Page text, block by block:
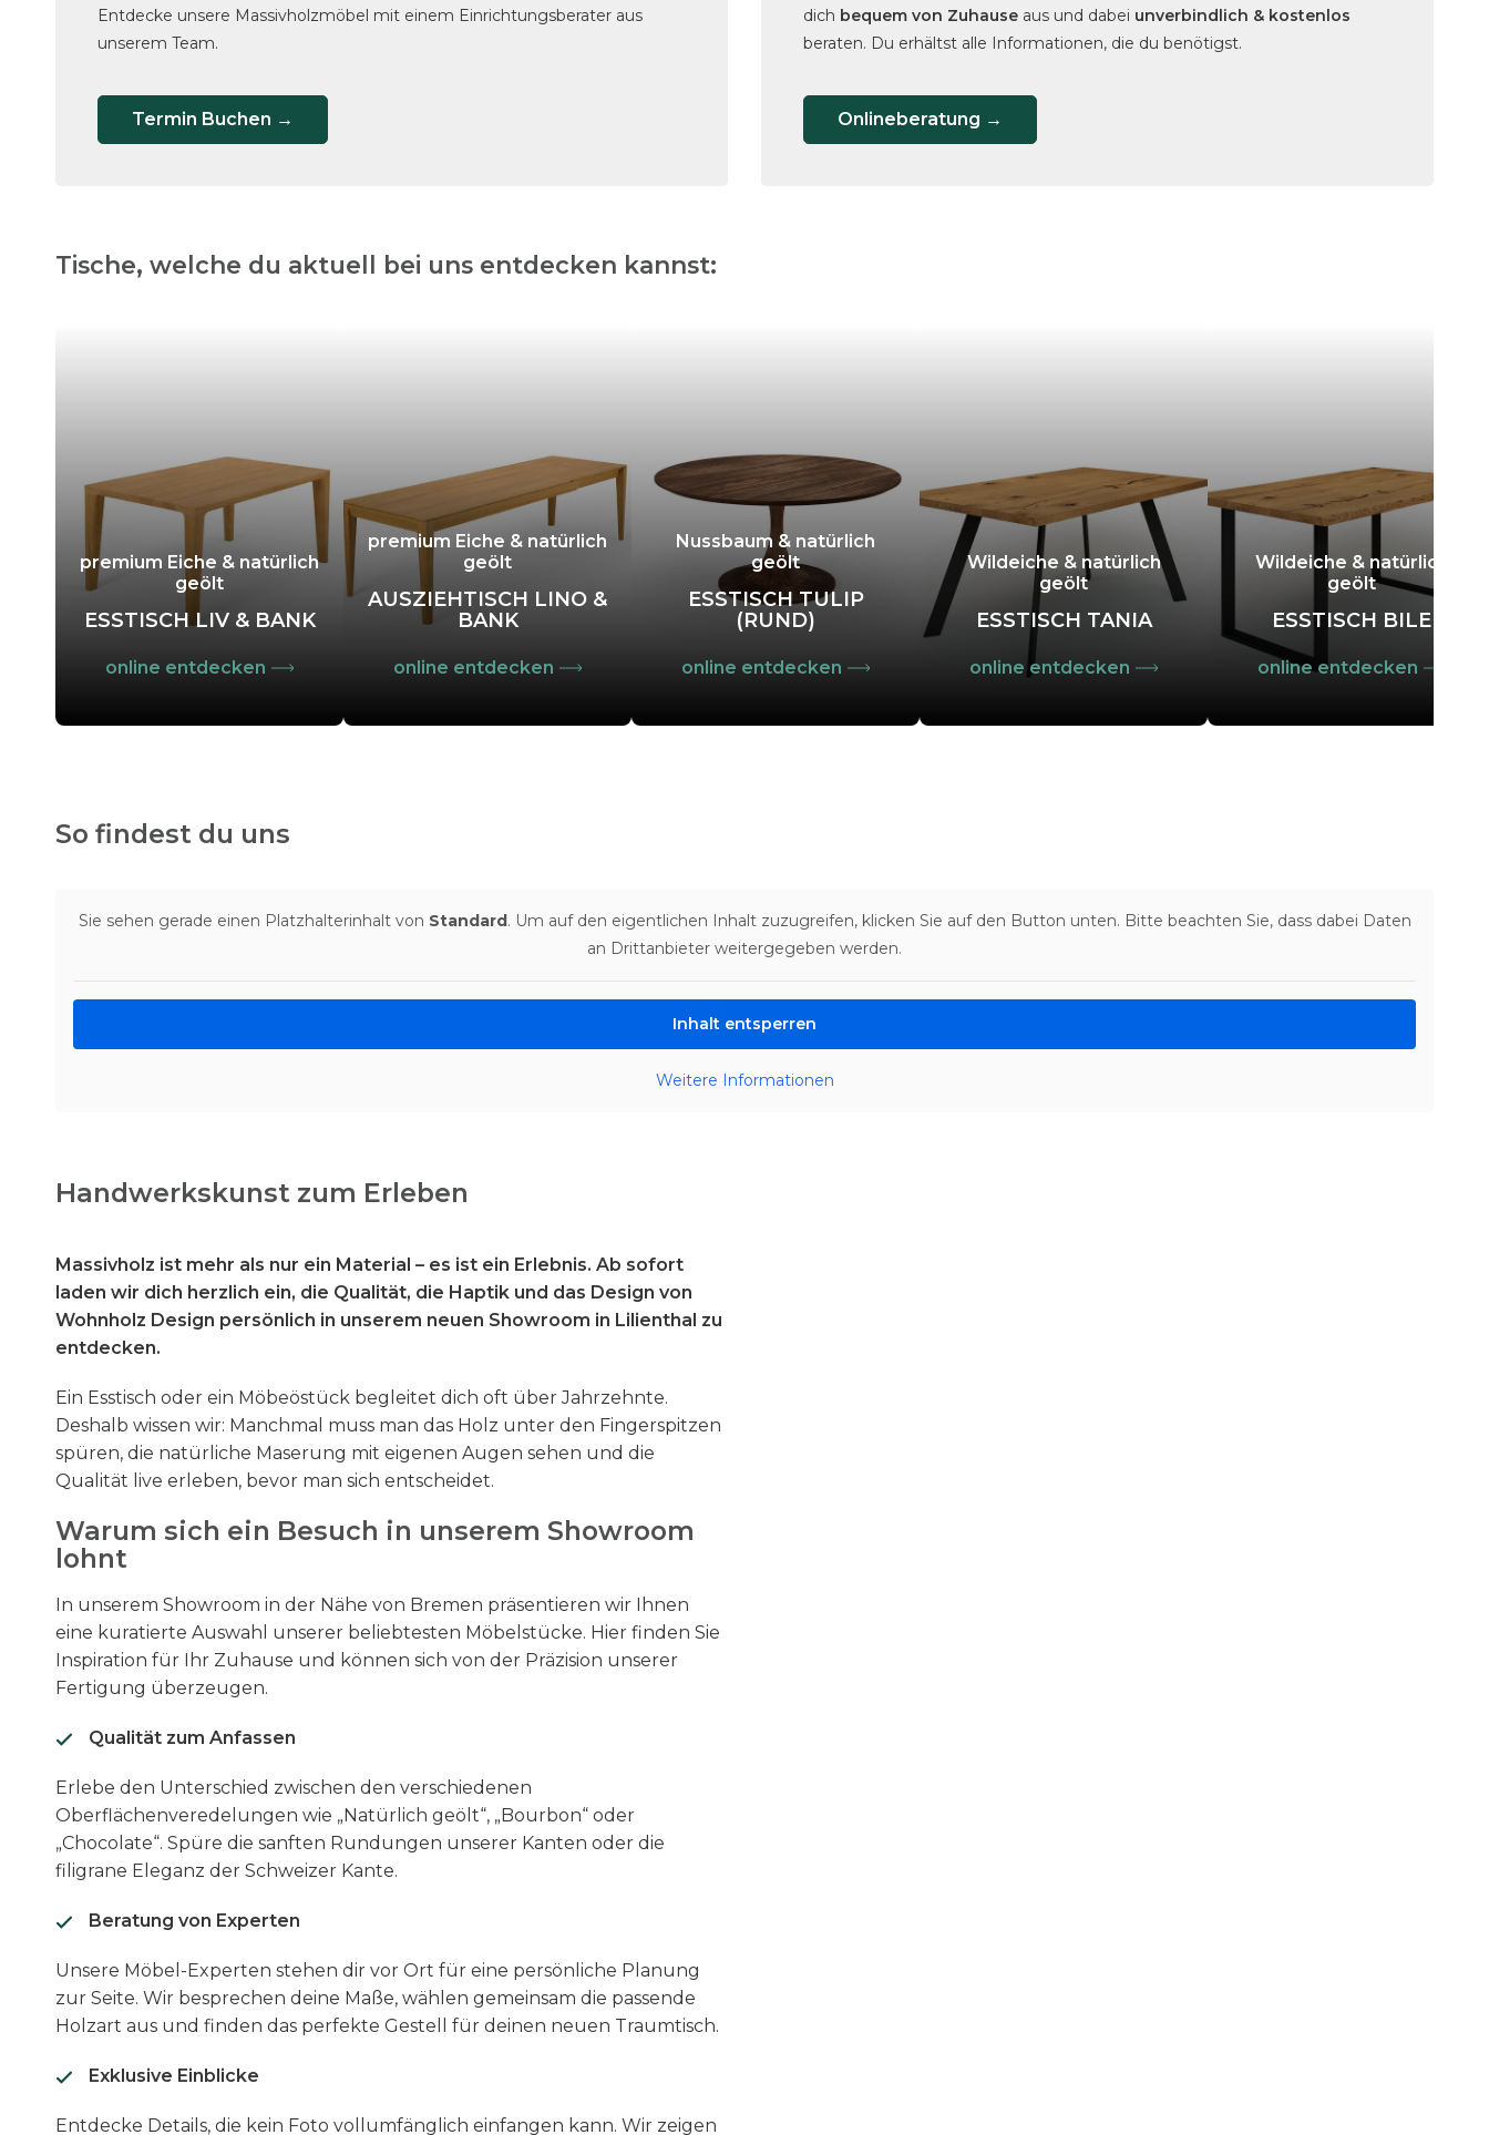
Entdecke unsere Massivholzmöbel mit einem Einrichtungsberater aus
unserem Team.
Termin Buchen →
dich bequem von Zuhause aus und dabei unverbindlich & kostenlos
beraten. Du erhältst alle Informationen, die du benötigst.
Onlineberatung →
Tische, welche du aktuell bei uns entdecken kannst:
premium Eiche & natürlich
geölt
ESSTISCH LIV & BANK
online entdecken
premium Eiche & natürlich
geölt
AUSZIEHTISCH LINO &
BANK
online entdecken
Nussbaum & natürlich
geölt
ESSTISCH TULIP
(RUND)
online entdecken
Wildeiche & natürlich
geölt
ESSTISCH TANIA
online entdecken
Wildeiche & natürlich
geölt
ESSTISCH BILE
online entdecken
So findest du uns
Sie sehen gerade einen Platzhalterinhalt von Standard. Um auf den eigentlichen Inhalt zuzugreifen, klicken Sie auf den Button unten. Bitte beachten Sie, dass dabei Daten
an Drittanbieter weitergegeben werden.
Inhalt entsperren
Weitere Informationen
Handwerkskunst zum Erleben
Massivholz ist mehr als nur ein Material – es ist ein Erlebnis. Ab sofort
laden wir dich herzlich ein, die Qualität, die Haptik und das Design von
Wohnholz Design persönlich in unserem neuen Showroom in Lilienthal zu
entdecken.
Ein Esstisch oder ein Möbeöstück begleitet dich oft über Jahrzehnte.
Deshalb wissen wir: Manchmal muss man das Holz unter den Fingerspitzen
spüren, die natürliche Maserung mit eigenen Augen sehen und die
Qualität live erleben, bevor man sich entscheidet.
Warum sich ein Besuch in unserem Showroom
lohnt
In unserem Showroom in der Nähe von Bremen präsentieren wir Ihnen
eine kuratierte Auswahl unserer beliebtesten Möbelstücke. Hier finden Sie
Inspiration für Ihr Zuhause und können sich von der Präzision unserer
Fertigung überzeugen.
Qualität zum Anfassen
Erlebe den Unterschied zwischen den verschiedenen
Oberflächenveredelungen wie „Natürlich geölt“, „Bourbon“ oder
„Chocolate“. Spüre die sanften Rundungen unserer Kanten oder die
filigrane Eleganz der Schweizer Kante.
Beratung von Experten
Unsere Möbel-Experten stehen dir vor Ort für eine persönliche Planung
zur Seite. Wir besprechen deine Maße, wählen gemeinsam die passende
Holzart aus und finden das perfekte Gestell für deinen neuen Traumtisch.
Exklusive Einblicke
Entdecke Details, die kein Foto vollumfänglich einfangen kann. Wir zeigen